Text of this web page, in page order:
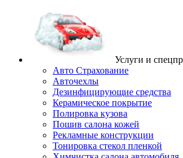
Услуги и
Авто Страхование
Авточехлы
Дезинфицирующие средства
Керамическое покрытие
Полировка кузова
Пошив салона кожей
Рекламные конструкции
Тонировка стекол пленкой